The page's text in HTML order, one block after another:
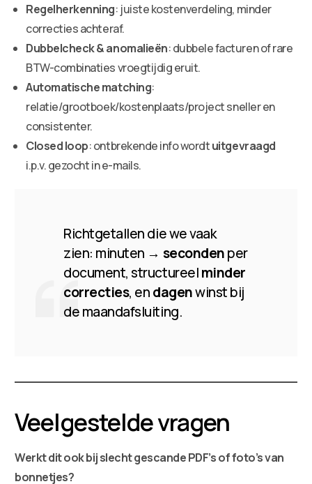
Regelherkenning: juiste kostenverdeling, minder
correcties achteraf.
Dubbelcheck & anomalieën: dubbele facturen of rare
BTW-combinaties vroegtijdig eruit.
Automatische matching:
relatie/grootboek/kostenplaats/project sneller en
consistenter.
Closed loop: ontbrekende info wordtuitgevraagd
i.p.v. gezocht in e-mails.
Richtgetallen die we vaak
zien: minuten → secondenper
document, structureelminder
correcties, endagenwinst bij
de maandafsluiting.
Veelgestelde vragen
Werkt dit ook bij slecht gescande PDF’s of foto’s van
bonnetjes?